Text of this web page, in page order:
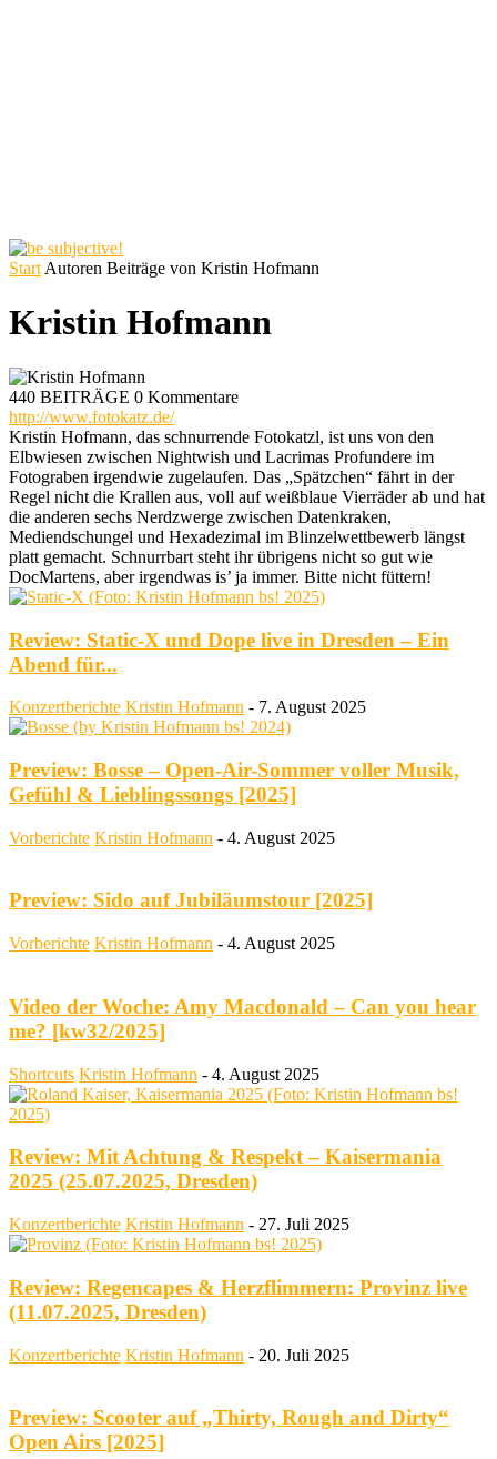
Start Autoren Beiträge von Kristin Hofmann
Kristin Hofmann
440 BEITRÄGE 0 Kommentare
http://www.fotokatz.de/
Kristin Hofmann, das schnurrende Fotokatzl, ist uns von den
Elbwiesen zwischen Nightwish und Lacrimas Profundere im
Fotograben irgendwie zugelaufen. Das „Spätzchen“ fährt in der
Regel nicht die Krallen aus, voll auf weißblaue Vierräder ab und hat
die anderen sechs Nerdzwerge zwischen Datenkraken,
Mediendschungel und Hexadezimal im Blinzelwettbewerb längst
platt gemacht. Schnurrbart steht ihr übrigens nicht so gut wie
DocMartens, aber irgendwas is’ ja immer. Bitte nicht füttern!
Review: Static-X und Dope live in Dresden – Ein
Abend für...
Konzertberichte Kristin Hofmann - 7. August 2025
Preview: Bosse – Open-Air-Sommer voller Musik,
Gefühl & Lieblingssongs [2025]
Vorberichte Kristin Hofmann - 4. August 2025
Preview: Sido auf Jubiläumstour [2025]
Vorberichte Kristin Hofmann - 4. August 2025
Video der Woche: Amy Macdonald – Can you hear
me? [kw32/2025]
Shortcuts Kristin Hofmann - 4. August 2025
Review: Mit Achtung & Respekt – Kaisermania
2025 (25.07.2025, Dresden)
Konzertberichte Kristin Hofmann - 27. Juli 2025
Review: Regencapes & Herzflimmern: Provinz live
(11.07.2025, Dresden)
Konzertberichte Kristin Hofmann - 20. Juli 2025
Preview: Scooter auf „Thirty, Rough and Dirty“
Open Airs [2025]